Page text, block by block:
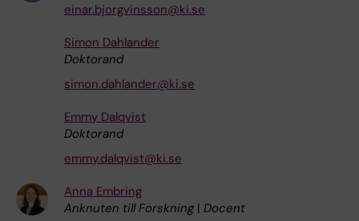
einar.bjorgvinsson@ki.se
Simon Dahlander
Doktorand
simon.dahlander@ki.se
Emmy Dalqvist
Doktorand
emmy.dalqvist@ki.se
Anna Embring
Anknuten till Forskning | Docent